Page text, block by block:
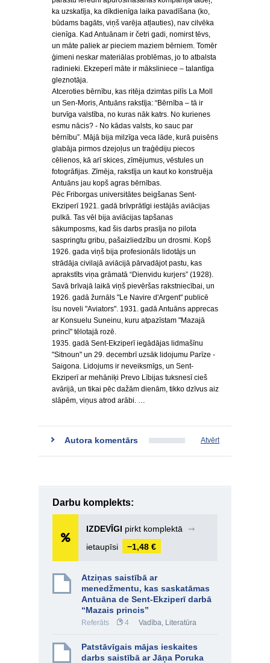
ka uzskatīja, ka dīkdienīga laika pavadīšana (ko,
būdams bagāts, viņš varēja atļauties), nav cilvēka
cienīga. Kad Antuānam ir četri gadi, nomirst tēvs,
un māte paliek ar pieciem maziem bērniem. Tomēr
ģimeni neskar materiālas problēmas, jo to atbalsta
radinieki. Ekzeperī māte ir māksliniece – talantīga
gleznotāja.
Atceroties bērnību, kas ritēja dzimtas pilīs La Moll
un Sen-Moris, Antuāns rakstīja: “Bērnība – tā ir
burvīga valstība, no kuras nāk katrs. No kurienes
esmu nācis? - No kādas valsts, ko sauc par
bērnību”. Mājā bija milzīga veca lāde, kurā puisēns
glabāja pirmos dzejoļus un traģēdiju piecos
cēlienos, kā arī skices, zīmējumus, vēstules un
fotogrāfijas. Zīmēja, rakstīja un kaut ko konstruēja
Antuāns jau kopš agras bērnības.
Pēc Friborgas universitātes beigšanas Sent-
Ekziperī 1921. gadā brīvprātīgi iestājās aviācijas
pulkā. Tas vēl bija aviācijas tapšanas
sākumposms, kad šis darbs prasīja no pilota
saspringtu gribu, pašaizliedzību un drosmi. Kopš
1926. gada viņš bija profesionāls lidotājs un
strādāja civilajā aviācijā pārvadājot pastu, kas
aprakstīts viņa grāmatā “Dienvidu kurjers” (1928).
Savā brīvajā laikā viņš pievēršas rakstniecībai, un
1926. gadā žurnāls "Le Navire d'Argent" publicē
īsu noveli "Aviators". 1931. gadā Antuāns apprecas
ar Konsuelu Suneinu, kuru atpazīstam "Mazajā
princī" tēlotajā rozē.
1935. gadā Sent-Ekziperī iegādājas lidmašīnu
"Sitnoun" un 29. decembrī uzsāk lidojumu Parīze -
Saigona. Lidojums ir neveiksmīgs, un Sent-
Ekziperī ar mehāniķi Prevo Lībijas tuksnesī cieš
avārijā, un tikai pēc dažām dienām, tikko dzīvus aiz
slāpēm, viņus atrod arābi. …
Autora komentārs Atvērt
Darbu komplekts:
IZDEVĪGI pirkt komplektā
➞
ietaupīsi
−1,48 €
Atziņas saistībā ar
menedžmentu, kas saskatāmas
Antuāna de Sent-Ekziperī darbā
“Mazais princis”
Referāts 4 Vadība, Literatūra
Patstāvīgais mājas ieskaites
darbs saistībā ar Jāņa Poruka